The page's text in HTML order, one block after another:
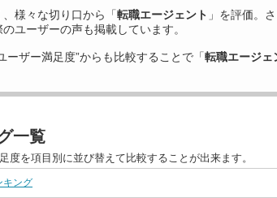
様々な切り口から「転職エージェント 」を評価。
ユーザーの声も掲載しています。
ーザー満足度”からも比較することで「転職エージェ
一覧
度を項目別に並び替えて比較することが出来ます。
キング